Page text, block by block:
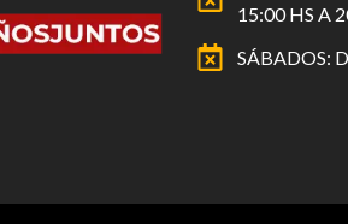
15:00 HS A
SÁBADOS: